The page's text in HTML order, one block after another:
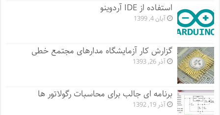
استفاده از IDE آردوینو
آبان 4, 1399
گزارش کار آزمایشگاه مدارهای مجتمع خطی
آذر 26, 1393
برنامه ای جالب برای محاسبات رگولاتور ها
آذر 19, 1392